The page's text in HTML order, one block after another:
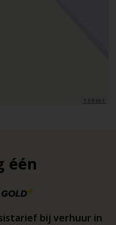
één
bij verhuur in